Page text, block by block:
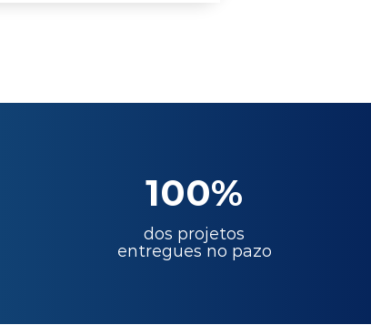
100%
dos projetos
entregues no pazo